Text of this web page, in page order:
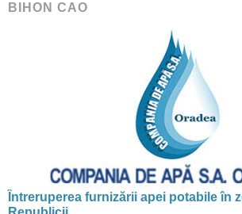
BIHON CAO
Întreruperea furnizării apei potabile în